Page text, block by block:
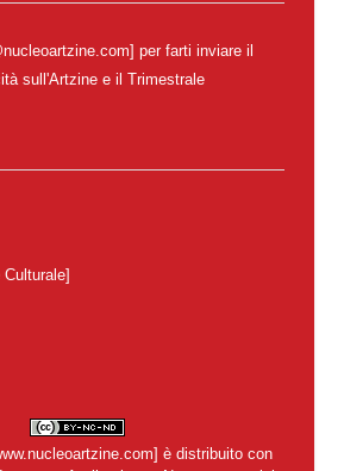
per farti inviare il
sull'Artzine e il Trimestrale
] è distribuito con